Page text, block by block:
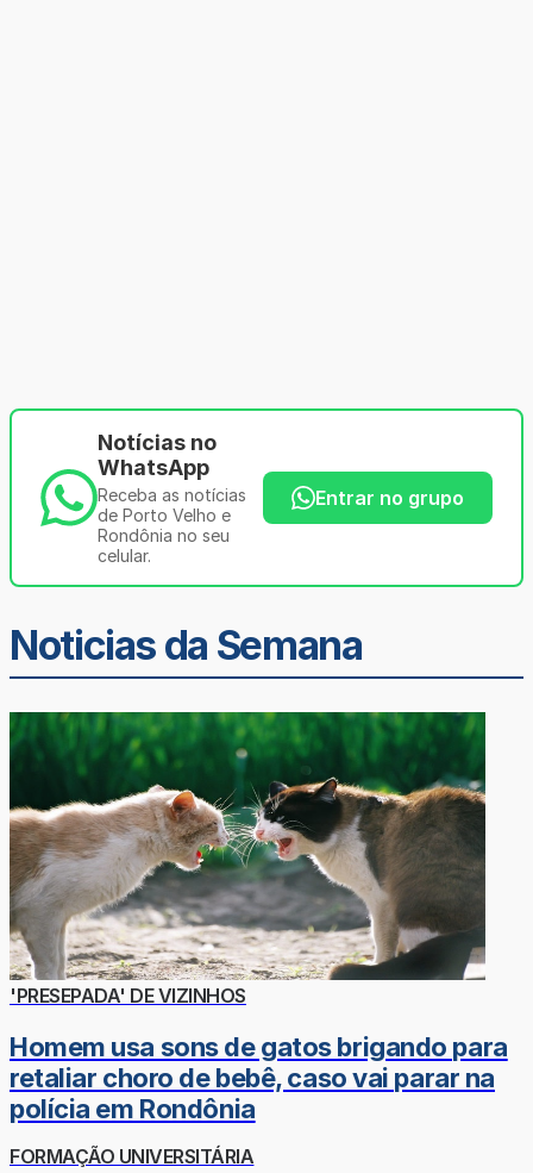
Notícias no
WhatsApp
Receba as notícias
de Porto Velho e
Rondônia no seu
celular.
Entrar no grupo
Noticias da Semana
'PRESEPADA' DE VIZINHOS
Homem usa sons de gatos brigando para
retaliar choro de bebê, caso vai parar na
polícia em Rondônia
FORMAÇÃO UNIVERSITÁRIA